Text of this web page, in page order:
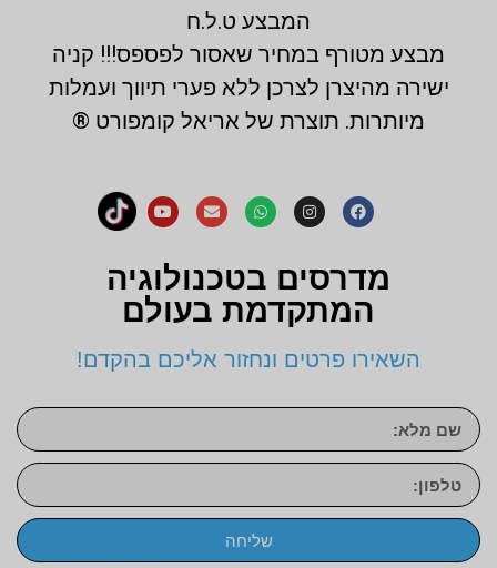
המבצע ט.ל.ח
מבצע מטורף במחיר שאסור לפספס!!! קניה
ישירה מהיצרן לצרכן ללא פערי תיווך ועמלות
מיותרות. תוצרת של אריאל קומפורט ®
מדרסים בטכנולוגיה
המתקדמת בעולם
השאירו פרטים ונחזור אליכם בהקדם!
שליחה